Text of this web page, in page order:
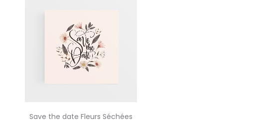
Save the date Fleurs Séchées